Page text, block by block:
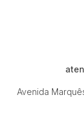
Avenida